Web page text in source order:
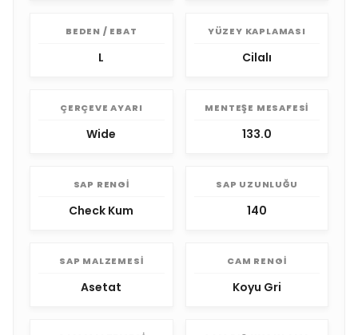
BEDEN / EBAT
L
YÜZEY KAPLAMASI
Cilalı
ÇERÇEVE AYARI
Wide
MENTEŞE MESAFESI
133.0
SAP RENGI
Check Kum
SAP UZUNLUĞU
140
SAP MALZEMESI
Asetat
CAM RENGI
Koyu Gri